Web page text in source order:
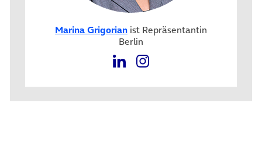
Marina Grigorian ist Repräsentantin
Berlin